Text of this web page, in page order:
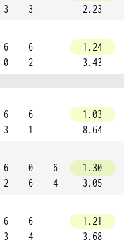
3
3
2.23
6
0
6
2
1.24
3.43
6
3
6
1
1.03
8.64
6
2
0
6
6
4
1.30
3.05
6
3
6
4
1.21
3.68